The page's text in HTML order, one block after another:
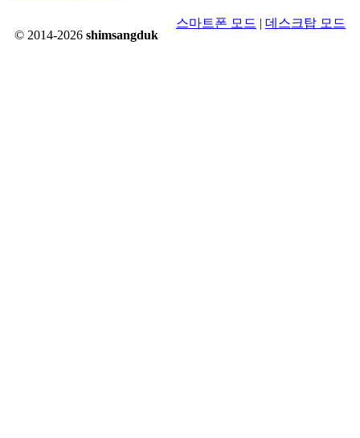
© 2014-2026 shimsangduk
스마트폰 모드 | 데스크탑 모드